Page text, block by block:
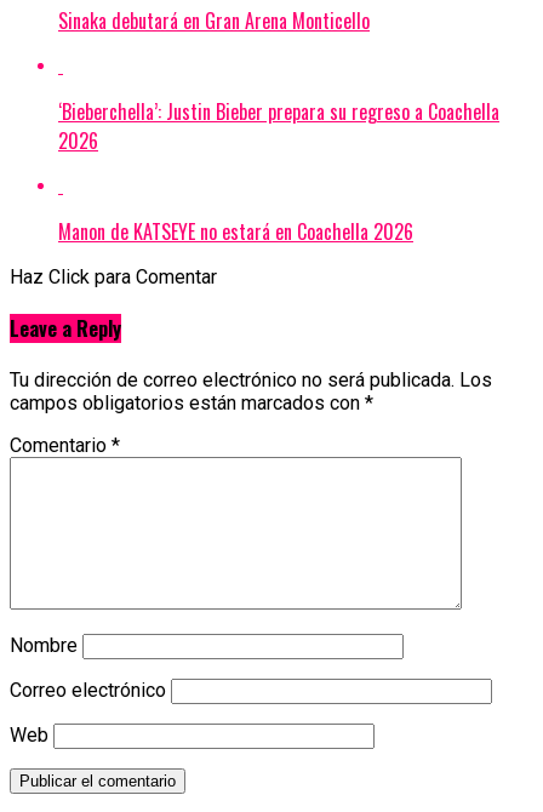
Sinaka debutará en Gran Arena Monticello
‘Bieberchella’: Justin Bieber prepara su regreso a Coachella
2026
Manon de KATSEYE no estará en Coachella 2026
Haz Click para Comentar
Leave a Reply
Tu dirección de correo electrónico no será publicada. Los
campos obligatorios están marcados con *
Comentario *
Nombre
Correo electrónico
Web